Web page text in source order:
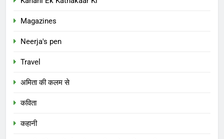
Magazines
Neerja's pen
Travel
अमिता की कलम से
कविता
कहानी